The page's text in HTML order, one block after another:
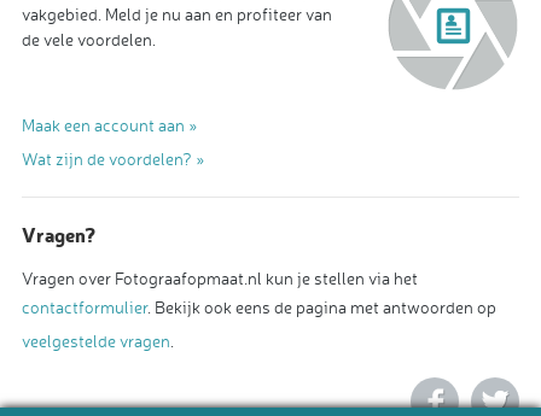
vakgebied. Meld je nu aan en profiteer van
de vele voordelen.
Maak een account aan »
Wat zijn de voordelen? »
Vragen?
Vragen over Fotograafopmaat.nl kun je stellen via het
contactformulier. Bekijk ook eens de pagina met antwoorden op
veelgestelde vragen